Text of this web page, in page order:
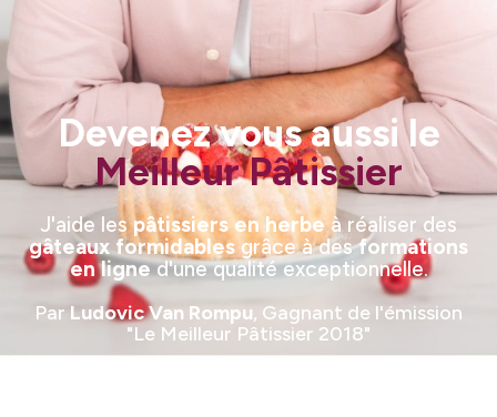
Devenez vous aussi le
Meilleur Pâtissier
J'aide lespâtissiers en herbeà réaliser des
gâteaux formidables grâce à desformations
en ligned'une qualité exceptionnelle.
Par Ludovic Van Rompu, Gagnant de l'émission
"Le Meilleur Pâtissier 2018"